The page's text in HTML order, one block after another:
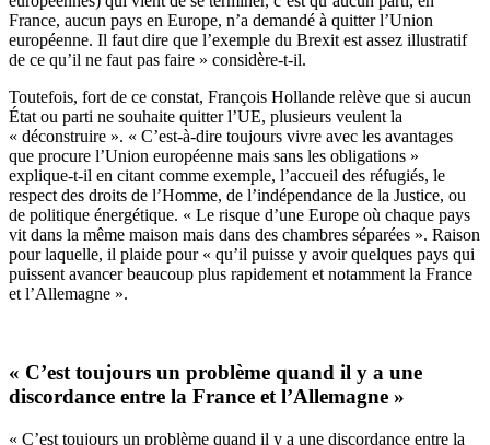
France, aucun pays en Europe, n’a demandé à quitter l’Union
européenne. Il faut dire que l’exemple du Brexit est assez illustratif
de ce qu’il ne faut pas faire » considère-t-il.
Toutefois, fort de ce constat, François Hollande relève que si aucun
État ou parti ne souhaite quitter l’UE, plusieurs veulent la
« déconstruire ». « C’est-à-dire toujours vivre avec les avantages
que procure l’Union européenne mais sans les obligations »
explique-t-il en citant comme exemple, l’accueil des réfugiés, le
respect des droits de l’Homme, de l’indépendance de la Justice, ou
de politique énergétique. « Le risque d’une Europe où chaque pays
vit dans la même maison mais dans des chambres séparées ». Raison
pour laquelle, il plaide pour « qu’il puisse y avoir quelques pays qui
puissent avancer beaucoup plus rapidement et notamment la France
et l’Allemagne ».
« C’est toujours un problème quand il y a une
discordance entre la France et l’Allemagne »
« C’est toujours un problème quand il y a une discordance entre la